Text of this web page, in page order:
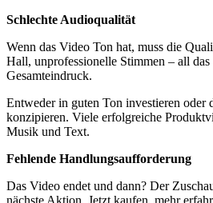
Schlechte Audioqualität
Wenn das Video Ton hat, muss die
Hall, unprofessionelle Stimmen – all das
Gesamteindruck.
Entweder in guten Ton investieren oder
konzipieren. Viele erfolgreiche
Musik und Text.
Fehlende Handlungsaufforderung
Das Video endet und dann? Der
nächste Aktion. Jetzt kaufen, mehr